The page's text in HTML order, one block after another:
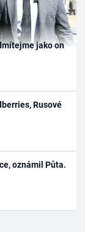
jako on
Rusové
oznámil Půta.